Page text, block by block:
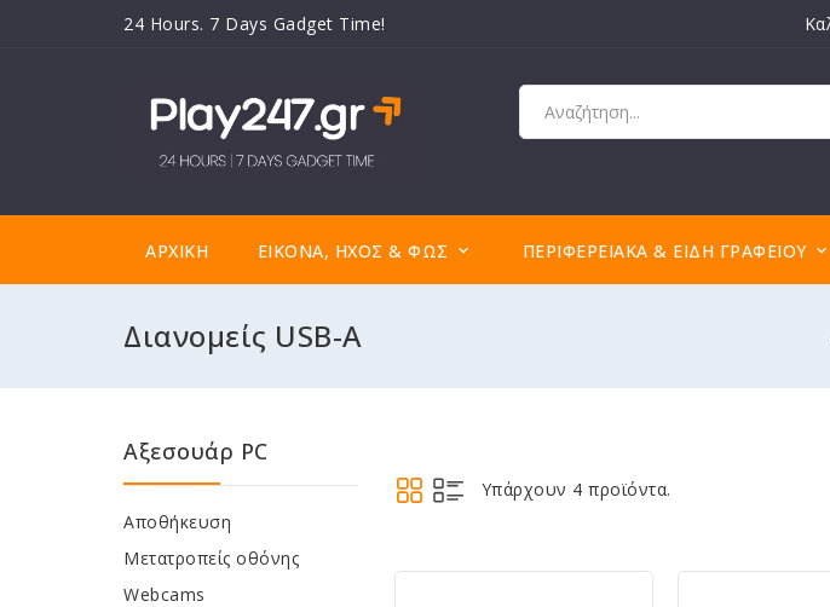
24 Hours. 7 Days Gadget Time!
ΑΡΧΙΚΉ ΕΙΚΌΝΑ, ΉΧΟΣ & ΦΩΣ  ΠΕΡΙΦΕΡΕΙΑΚΆ & ΕΊΔΗ ΓΡΑΦΕΊΟΥ 
Διανομείς USB-A
Αξεσουάρ PC
Αποθήκευση
Μετατροπείς οθόνης
Webcams
Υπάρχουν 4 προϊόντα.